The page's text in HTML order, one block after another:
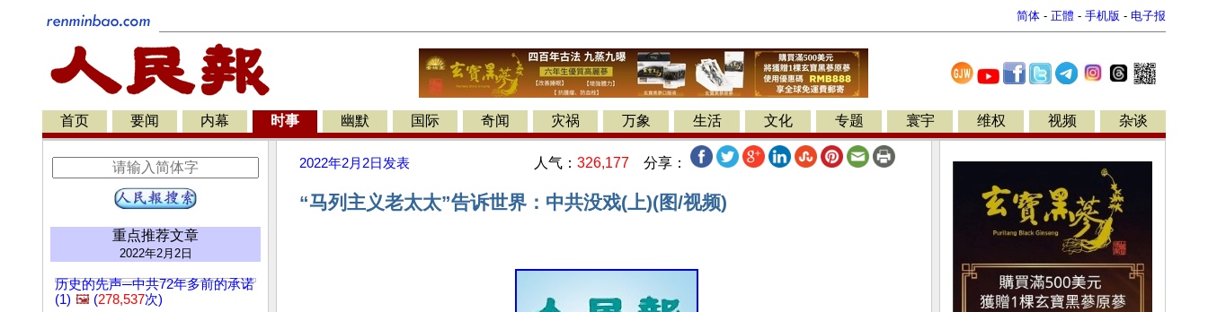
简体 - 正體 - 手机版 - 电子报
首页 要闻 内幕 时事 幽默 国际 奇闻 灾祸 万象 生活 文化 专题 寰宇 维权 视频 杂谈
重点推荐文章
2022年2月2日
历史的先声─中共72年多前的承诺
(1) 🖼️ (278,537次)
2022年2月2日 发表 人气： 326,177 分享：
“马列主义老太太”告诉世界：中共没戏(上)(图/视频)